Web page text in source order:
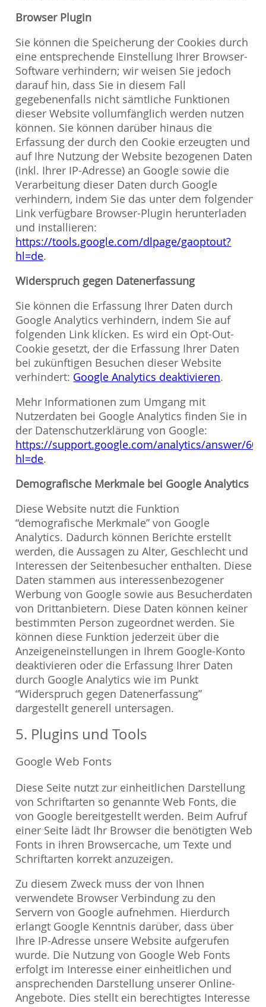
Browser Plugin
Sie können die Speicherung der Cookies durch
eine entsprechende Einstellung Ihrer Browser-
Software verhindern; wir weisen Sie jedoch
darauf hin, dass Sie in diesem Fall
gegebenenfalls nicht sämtliche Funktionen
dieser Website vollumfänglich werden nutzen
können. Sie können darüber hinaus die
Erfassung der durch den Cookie erzeugten und
auf Ihre Nutzung der Website bezogenen Daten
(inkl. Ihrer IP-Adresse) an Google sowie die
Verarbeitung dieser Daten durch Google
verhindern, indem Sie das unter dem folgenden
Link verfügbare Browser-Plugin herunterladen
und installieren:
https://tools.google.com/dlpage/gaoptout?
hl=de.
Widerspruch gegen Datenerfassung
Sie können die Erfassung Ihrer Daten durch
Google Analytics verhindern, indem Sie auf
folgenden Link klicken. Es wird ein Opt-Out-
Cookie gesetzt, der die Erfassung Ihrer Daten
bei zukünftigen Besuchen dieser Website
verhindert: Google Analytics deaktivieren.
Mehr Informationen zum Umgang mit
Nutzerdaten bei Google Analytics finden Sie in
der Datenschutzerklärung von Google:
https://support.google.com/analytics/answer/
hl=de.
Demografische Merkmale bei Google Analytics
Diese Website nutzt die Funktion
“demografische Merkmale” von Google
Analytics. Dadurch können Berichte erstellt
werden, die Aussagen zu Alter, Geschlecht und
Interessen der Seitenbesucher enthalten. Diese
Daten stammen aus interessenbezogener
Werbung von Google sowie aus Besucherdaten
von Drittanbietern. Diese Daten können keiner
bestimmten Person zugeordnet werden. Sie
können diese Funktion jederzeit über die
Anzeigeneinstellungen in Ihrem Google-Konto
deaktivieren oder die Erfassung Ihrer Daten
durch Google Analytics wie im Punkt
“Widerspruch gegen Datenerfassung”
dargestellt generell untersagen.
5. Plugins und Tools
Google Web Fonts
Diese Seite nutzt zur einheitlichen Darstellung
von Schriftarten so genannte Web Fonts, die
von Google bereitgestellt werden. Beim Aufruf
einer Seite lädt Ihr Browser die benötigten Web
Fonts in ihren Browsercache, um Texte und
Schriftarten korrekt anzuzeigen.
Zu diesem Zweck muss der von Ihnen
verwendete Browser Verbindung zu den
Servern von Google aufnehmen. Hierdurch
erlangt Google Kenntnis darüber, dass über
Ihre IP-Adresse unsere Website aufgerufen
wurde. Die Nutzung von Google Web Fonts
erfolgt im Interesse einer einheitlichen und
ansprechenden Darstellung unserer Online-
Angebote. Dies stellt ein berechtigtes Interesse